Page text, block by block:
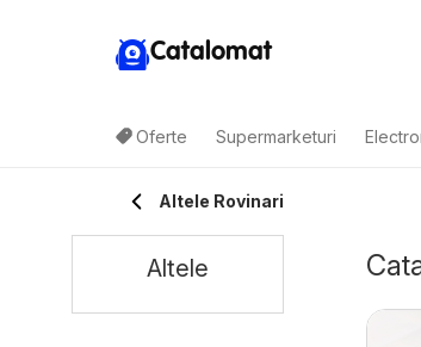
Catalomat
Oferte Supermarketuri
Altele Rovinari
Altele